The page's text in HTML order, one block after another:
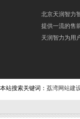
北京天润智力
提供一流的售
天润智力为用
本站搜索关键词： 荔湾网站建